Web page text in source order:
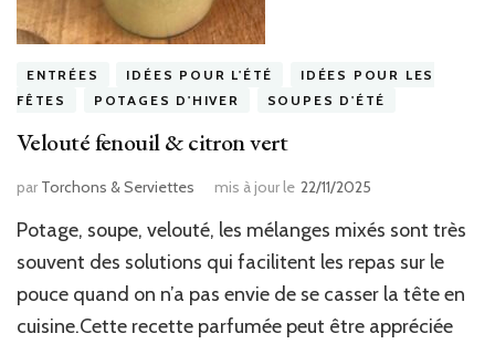
ENTRÉES IDÉES POUR L'ÉTÉ
IDÉES POUR LES
FÊTES
POTAGES D'HIVER SOUPES D'ÉTÉ
Velouté fenouil & citron vert
par Torchons & Serviettes mis à jour le 22/11/2025
Potage, soupe, velouté, les mélanges mixés sont très
souvent des solutions qui facilitent les repas sur le
pouce quand on n’a pas envie de se casser la tête en
cuisine.Cette recette parfumée peut être appréciée